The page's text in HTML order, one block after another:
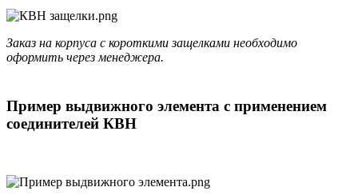
Заказ на корпуса с короткими защелками необходимо
оформить через менеджера.
Пример выдвижного элемента с применением
соединителей КВН